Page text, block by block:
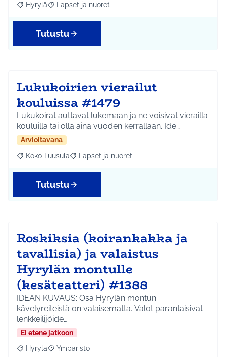
Rajaa tulokset aihepiirin mukaan: Hyrylä
Hyrylä Rajaa tulokset teeman mukaan: Lapset ja nuoret
Lapset ja nuoret
Tutustu
Lukukoirien vierailut
kouluissa #1479
Lukukoirat auttavat lukemaan ja ne voisivat vierailla
kouluilla tai olla aina vuoden kerrallaan. Ide…
Arvioitavana
Rajaa tulokset aihepiirin mukaan: Koko Tuusula
Koko Tuusula Rajaa tulokset teeman mukaan: Lapset ja
Lapset ja nuoret
Tutustu
Roskiksia (koirankakka ja
tavallisia) ja valaistus
Hyrylän montulle
(kesäteatteri) #1388
IDEAN KUVAUS: Osa Hyrylän montun
kävelyreiteistä on valaisematta. Valot parantaisivat
lenkkeilijöide…
Ei etene jatkoon
Rajaa tulokset aihepiirin mukaan: Hyrylä
Hyrylä Rajaa tulokset teeman mukaan: Ympäristö
Ympäristö